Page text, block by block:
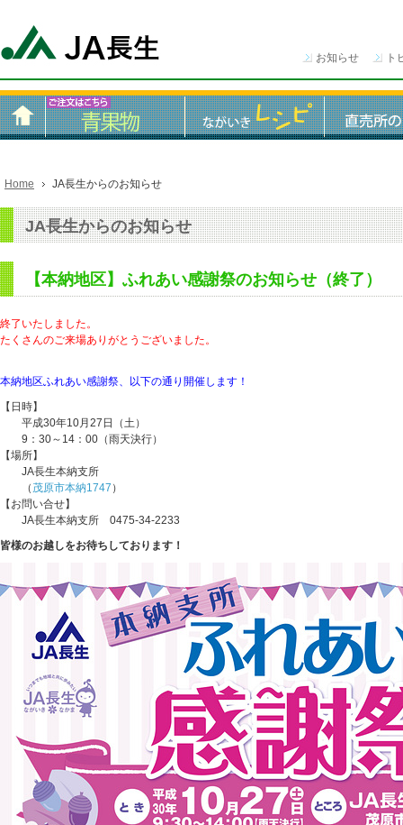
お知らせ ト
Home JA長生からのお知らせ
JA長生からのお知らせ
【本納地区】ふれあい感謝祭のお知らせ（終了）
終了いたしました。
たくさんのご来場ありがとうございました。
本納地区ふれあい感謝祭、以下の通り開催します！
【日時】
平成30年10月27日（土）
9：30～14：00（雨天決行）
【場所】
JA長生本納支所
（ 茂原市本納1747 ）
【お問い合せ】
JA長生本納支所 0475-34-2233
皆様のお越しをお待ちしております！